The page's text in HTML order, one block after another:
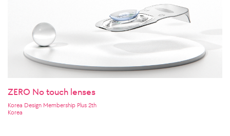
ZERO No touch lenses
Korea Design Membership Plus 2th
Korea